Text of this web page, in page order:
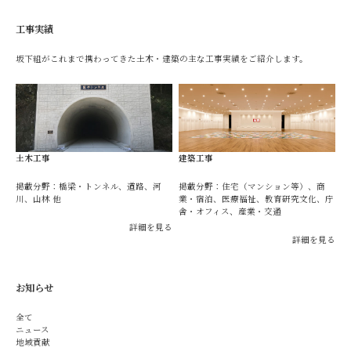
工事実績
坂下組がこれまで携わってきた土木・建築の主な工事実績をご紹介します。
土木工事
掲載分野：橋梁・トンネル、道路、河
川、山林 他
詳細を見る
建築工事
掲載分野：住宅（マンション等）、商
業・宿泊、医療福祉、教育研究文化、庁
舎・オフィス、産業・交通
詳細を見る
お知らせ
全て
ニュース
地域貢献